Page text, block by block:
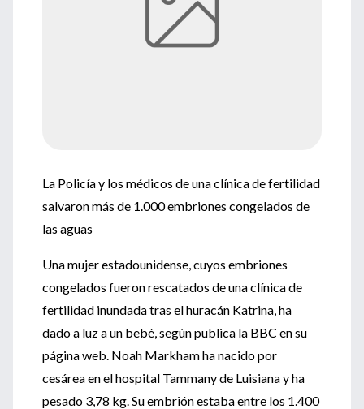
La Policía y los médicos de una clínica de fertilidad
salvaron más de 1.000 embriones congelados de
las aguas
Una mujer estadounidense, cuyos embriones
congelados fueron rescatados de una clínica de
fertilidad inundada tras el huracán Katrina, ha
dado a luz a un bebé, según publica la BBC en su
página web. Noah Markham ha nacido por
cesárea en el hospital Tammany de Luisiana y ha
pesado 3,78 kg. Su embrión estaba entre los 1.400